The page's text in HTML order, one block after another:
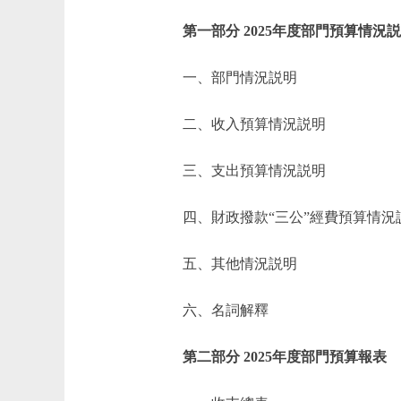
第一部分 2025年度部門預算情況
一、部門情況説明
二、收入預算情況説明
三、支出預算情況説明
四、財政撥款“三公”經費預算情況
五、其他情況説明
六、名詞解釋
第二部分 2025年度部門預算報表